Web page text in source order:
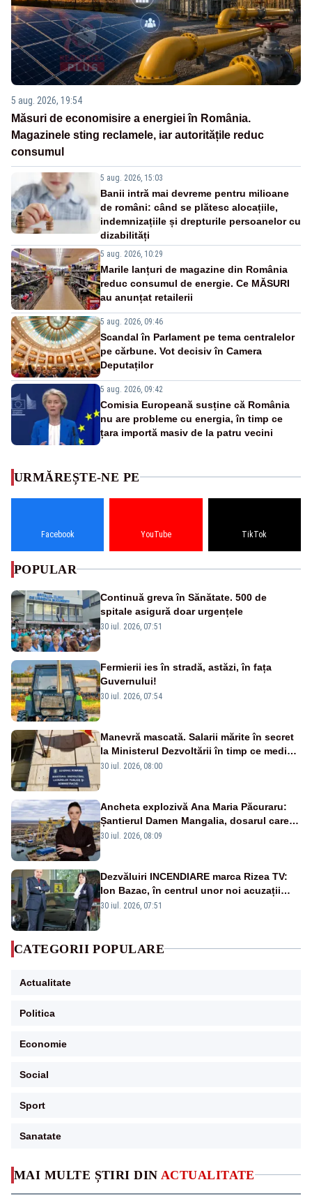
5 aug. 2026, 19:54
Măsuri de economisire a energiei în România.
Magazinele sting reclamele, iar autoritățile reduc
consumul
5 aug. 2026, 15:03
Banii intră mai devreme pentru milioane
de români: când se plătesc alocațiile,
indemnizațiile și drepturile persoanelor cu
dizabilități
5 aug. 2026, 10:29
Marile lanțuri de magazine din România
reduc consumul de energie. Ce MĂSURI
au anunțat retailerii
5 aug. 2026, 09:46
Scandal în Parlament pe tema centralelor
pe cărbune. Vot decisiv în Camera
Deputaților
5 aug. 2026, 09:42
Comisia Europeană susține că România
nu are probleme cu energia, în timp ce
țara importă masiv de la patru vecini
MAI MULTE ȘTIRI DIN ACTUALITATE
URMĂREȘTE-NE PE
Facebook YouTube TikTok
POPULAR
Continuă greva în Sănătate. 500 de
spitale asigură doar urgențele
30 iul. 2026, 07:51
Fermierii ies în stradă, astăzi, în fața
Guvernului!
30 iul. 2026, 07:54
Manevră mascată. Salarii mărite în secret
la Ministerul Dezvoltării în timp ce medicii
ies în stradă
30 iul. 2026, 08:00
Ancheta explozivă Ana Maria Păcuraru:
Șantierul Damen Mangalia, dosarul care
scufundă apărarea României
30 iul. 2026, 08:09
Dezvăluiri INCENDIARE marca Rizea TV:
Ion Bazac, în centrul unor noi acuzații
publice
30 iul. 2026, 07:51
CATEGORII POPULARE
Actualitate
Politica
Economie
Social
Sport
Sanatate